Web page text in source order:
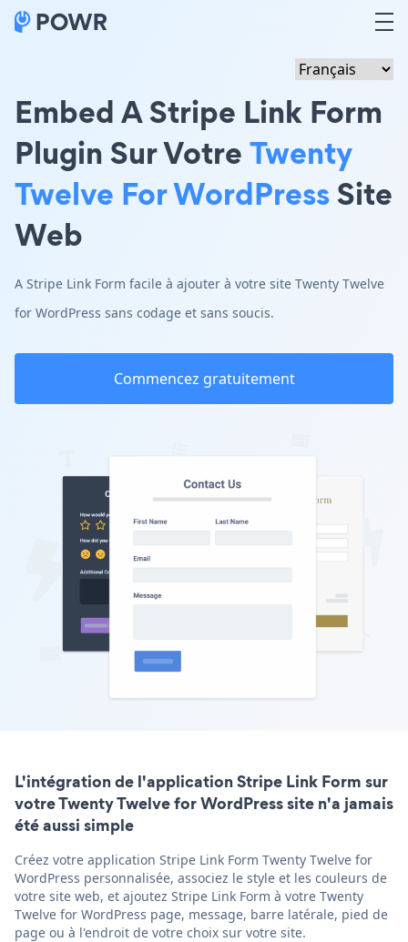
Embed A Stripe Link Form
Plugin Sur VotreTwenty
Twelve For WordPressSite
Web
A Stripe Link Form facile à ajouter à votre site Twenty Twelve
for WordPress sans codage et sans soucis.
Commencez gratuitement
L'intégration de l'application Stripe Link Form sur
votre Twenty Twelve for WordPress site n'a jamais
été aussi simple
Créez votre application Stripe Link Form Twenty Twelve for
WordPress personnalisée, associez le style et les couleurs de
votre site web, et ajoutez Stripe Link Form à votre Twenty
Twelve for WordPress page, message, barre latérale, pied de
page ou à l'endroit de votre choix sur votre site.